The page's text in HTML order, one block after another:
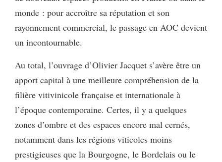
monde : pour accroître sa réputation et son
rayonnement commercial, le passage en AOC devient
un incontournable.
Au total, l’ouvrage d’Olivier Jacquet s’avère être un
apport capital à une meilleure compréhension de la
filière vitivinicole française et internationale à
l’époque contemporaine. Certes, il y a quelques
zones d’ombre et des espaces encore mal cernés,
notamment dans les régions viticoles moins
prestigieuses que la Bourgogne, le Bordelais ou le